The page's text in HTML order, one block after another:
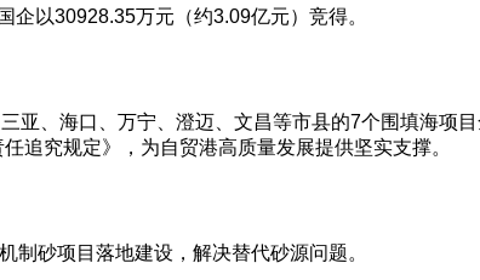
以30928.35万元（约3.09亿元）竞得。
亚、海口、万宁、澄迈、文昌等市县的7个围填海项
追究规定》，为自贸港高质量发展提供坚实支撑。
制砂项目落地建设，解决替代砂源问题。